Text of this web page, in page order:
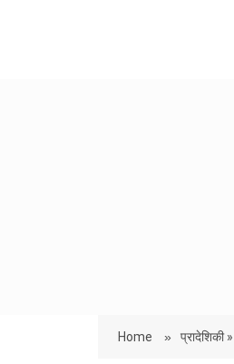
Home » प्रादेशिकी »